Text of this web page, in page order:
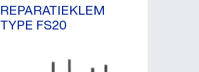
REPARATIEKLEM
TYPE FS20